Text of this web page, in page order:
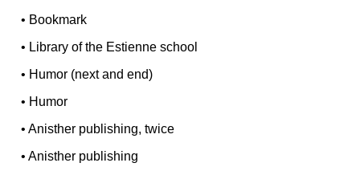
• Bookmark
• Library of the Estienne school
• Humor (next and end)
• Humor
•Anisther publishing, twice
•Anisther publishing